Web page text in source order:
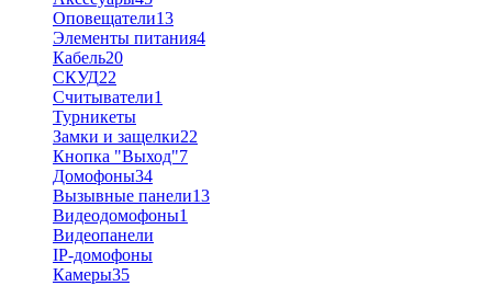
Оповещатели13
Элементы питания4
Кабель20
СКУД22
Считыватели1
Турникеты
Замки и защелки22
Кнопка "Выход"7
Домофоны34
Вызывные панели13
Видеодомофоны1
Видеопанели
IP-домофоны
Камеры35